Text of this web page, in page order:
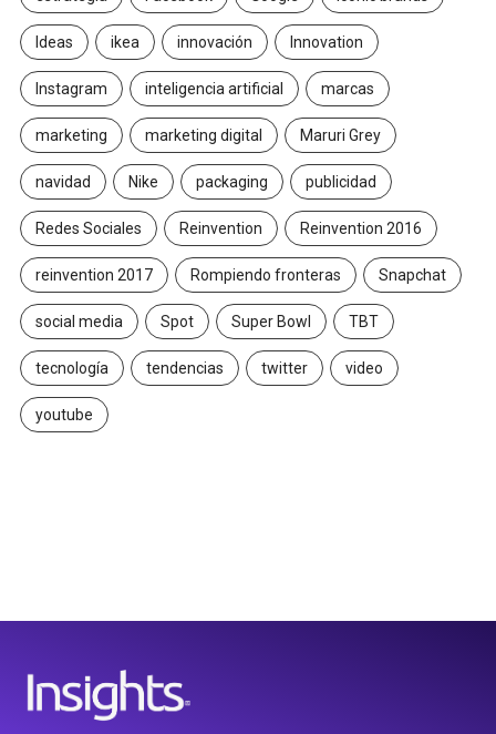
Ideas ikea innovación Innovation
Instagram inteligencia artificial marcas
marketing marketing digital Maruri Grey
navidad Nike packaging publicidad
Redes Sociales Reinvention Reinvention 2016
reinvention 2017 Rompiendo fronteras Snapchat
social media Spot Super Bowl TBT
tecnología tendencias twitter video
youtube